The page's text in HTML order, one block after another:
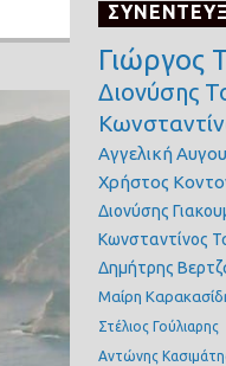
Γιώργος
Διονύσης
Αγγελική
Χρήστος
Διονύσης
Κωνσταντίνος
Δημήτρης
Μαίρη
Στέλιος Γούλιαρης
Αντώνης